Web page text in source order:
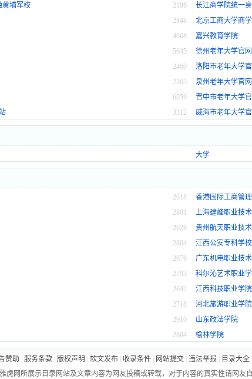
2186
黄埔军校
长江商学院统一
2148
北京工商大学商
4668
嘉兴教育学院
5645
徐州老年大学官网
2460
洛阳市老年大学
2365
泉州老年大学官网
6859
晋中市老年大学
3312
威海市老年大学
大学
2618
香港国际工商管
2801
上海建峰职业技
2628
贵州航天职业技
2804
江西公安专科学校
2676
广东机电职业技
2793
科尔沁艺术职业
2642
江西科技职业学院
2718
河北旅游职业学院
2910
山东政法学院
2804
榆林学院
赞助| 服务条款| 版权声明 软文发布| 收录条件| 网站提交| 违法举报 目录大全|
虎网所展示目录网站及文章内容为网友投稿或转载，对于内容的真实性请网友